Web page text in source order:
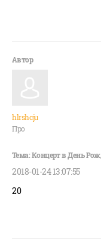
hlrshcju
Про
2018-01-24 13:07:55
20